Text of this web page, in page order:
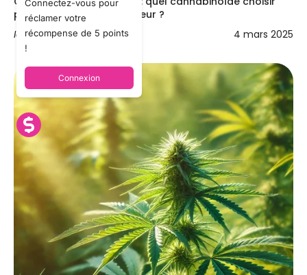
pour un sommeil réparateur ?
Idan Melicio
4 mars 2025
Connectez-vous pour
réclamer votre
récompense de 5 points
!
Connexion